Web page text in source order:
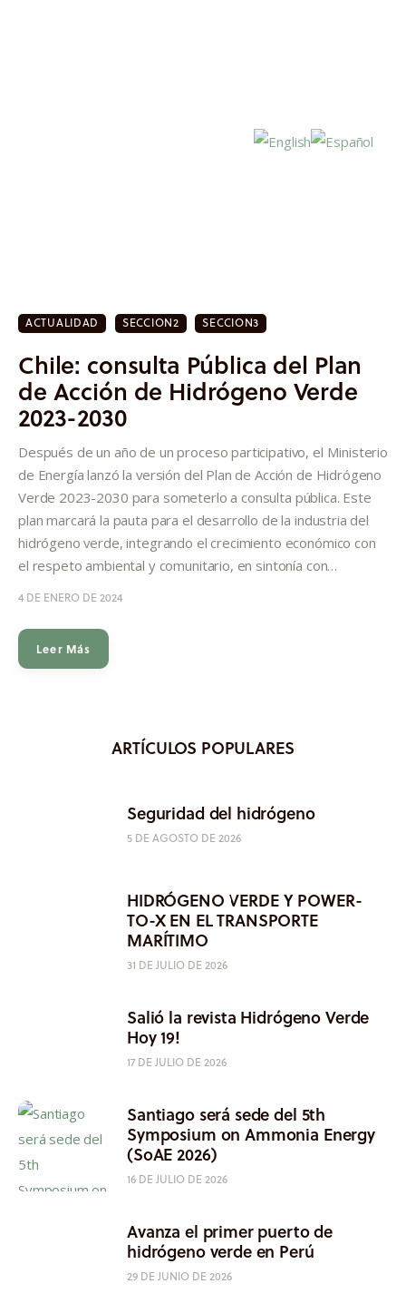
Investigación
Proyectos
Informes
Quiénes somos
ACTUALIDAD SECCION2 SECCION3
Chile: consulta Pública del Plan
de Acción de Hidrógeno Verde
2023-2030
Después de un año de un proceso participativo, el Ministerio
de Energía lanzó la versión del Plan de Acción de Hidrógeno
Verde 2023-2030 para someterlo a consulta pública. Este
plan marcará la pauta para el desarrollo de la industria del
hidrógeno verde, integrando el crecimiento económico con
el respeto ambiental y comunitario, en sintonía con…
4 DE ENERO DE 2024
Leer Más
ARTÍCULOS POPULARES
Seguridad del hidrógeno
5 DE AGOSTO DE 2026
HIDRÓGENO VERDE Y POWER-
TO-X EN EL TRANSPORTE
MARÍTIMO
31 DE JULIO DE 2026
Salió la revista Hidrógeno Verde
Hoy 19!
17 DE JULIO DE 2026
Santiago será sede del 5th
Symposium on Ammonia Energy
(SoAE 2026)
16 DE JULIO DE 2026
Avanza el primer puerto de
hidrógeno verde en Perú
29 DE JUNIO DE 2026